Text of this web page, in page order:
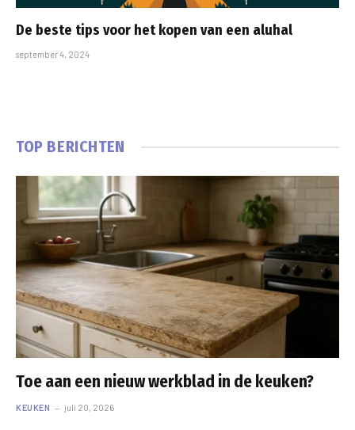
De beste tips voor het kopen van een aluhal
september 4, 2024
TOP BERICHTEN
Toe aan een nieuw werkblad in de keuken?
KEUKEN juli 20, 2026